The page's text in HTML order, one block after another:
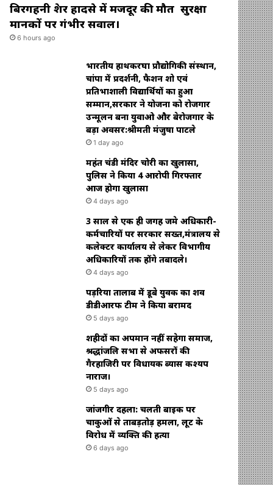
बिरगहनी क्रेशर हादसे में मजदूर की मौत सुरक्षा
मानकों पर गंभीर सवाल।
6 hours ago
भारतीय हाथकरघा प्रौद्योगिकी संस्थान,
चांपा में प्रदर्शनी, फैशन शो एवं
प्रतिभाशाली विद्यार्थियों का हुआ
सम्मान,सरकार ने योजना को रोजगार
उन्मूलन बना युवाओ और बेरोजगार के
बड़ा अवसर:श्रीमती मंजुषा पाटले
1 day ago
महंत चंडी मंदिर चोरी का खुलासा,
पुलिस ने किया 4 आरोपी गिरफ्तार
आज होगा खुलासा
4 days ago
3 साल से एक ही जगह जमे अधिकारी-
कर्मचारियों पर सरकार सख्त,मंत्रालय से
कलेक्टर कार्यालय से लेकर विभागीय
अधिकारियों तक होंगे तबादले।
4 days ago
पड़रिया तालाब में डूबे युवक का शव
डीडीआरफ टीम ने किया बरामद
5 days ago
शहीदों का अपमान नहीं सहेगा समाज,
श्रद्धांजलि सभा से अफसरों की
गैरहाजिरी पर विधायक ब्यास कश्यप
नाराज।
5 days ago
जांजगीर दहला: चलती बाइक पर
चाकुओं से ताबड़तोड़ हमला, लूट के
विरोध में व्यक्ति की हत्या
6 days ago